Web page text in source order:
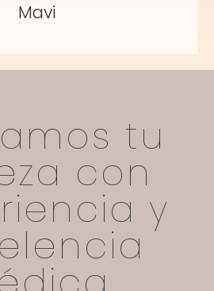
Mavi
tu
con
y